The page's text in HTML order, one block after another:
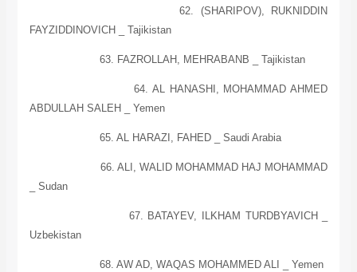
62. (SHARIPOV), RUKNIDDIN
FAYZIDDINOVICH _ Tajikistan
63. FAZROLLAH, MEHRABANB _ Tajikistan
64. AL HANASHI, MOHAMMAD AHMED
ABDULLAH SALEH _ Yemen
65. AL HARAZI, FAHED _ Saudi Arabia
66. ALI, WALID MOHAMMAD HAJ MOHAMMAD
Sudan
67. BATAYEV, ILKHAM TURDBYAVICH _
Uzbekistan
68. AW AD, WAQAS MOHAMMED ALI _ Yemen